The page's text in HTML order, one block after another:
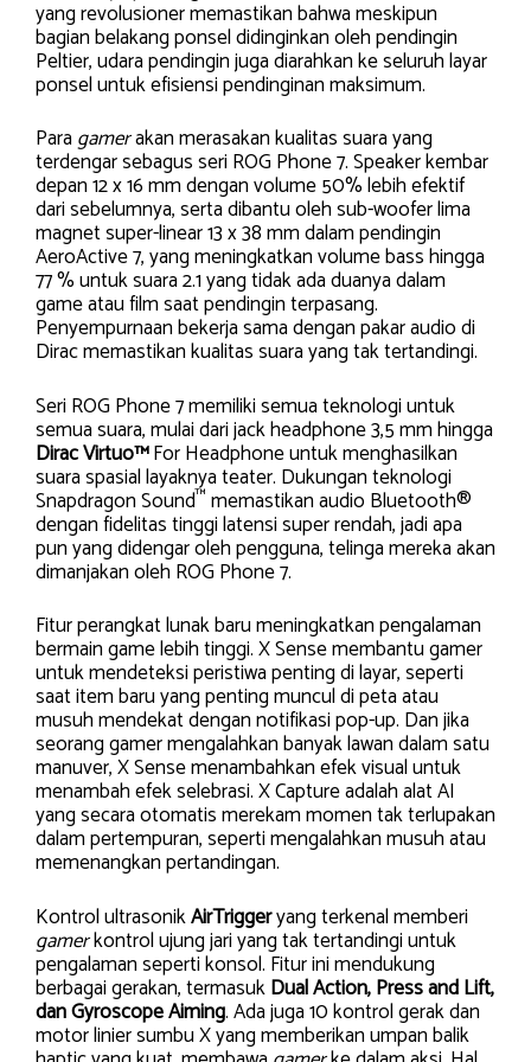
yang revolusioner memastikan bahwa meskipun
bagian belakang ponsel didinginkan oleh pendingin
Peltier, udara pendingin juga diarahkan ke seluruh layar
ponsel untuk efisiensi pendinginan maksimum.
Paragamerakan merasakan kualitas suara yang
terdengar sebagus seri ROG Phone 7. Speaker kembar
depan 12 x 16 mm dengan volume 50% lebih efektif
dari sebelumnya, serta dibantu oleh sub-woofer lima
magnet super-linear 13 x 38 mm dalam pendingin
AeroActive 7, yang meningkatkan volume bass hingga
77 % untuk suara 2.1 yang tidak ada duanya dalam
game atau film saat pendingin terpasang.
Penyempurnaan bekerja sama dengan pakar audio di
Dirac memastikan kualitas suara yang tak tertandingi.
Seri ROG Phone 7 memiliki semua teknologi untuk
semua suara, mulai dari jack headphone 3,5 mm hingga
Dirac Virtuo™For Headphone untuk menghasilkan
suara spasial layaknya teater. Dukungan teknologi
Snapdragon Sound™ memastikan audio Bluetooth®
dengan fidelitas tinggi latensi super rendah, jadi apa
pun yang didengar oleh pengguna, telinga mereka akan
dimanjakan oleh ROG Phone 7.
Fitur perangkat lunak baru meningkatkan pengalaman
bermain game lebih tinggi. X Sense membantu gamer
untuk mendeteksi peristiwa penting di layar, seperti
saat item baru yang penting muncul di peta atau
musuh mendekat dengan notifikasi pop-up. Dan jika
seorang gamer mengalahkan banyak lawan dalam satu
manuver, X Sense menambahkan efek visual untuk
menambah efek selebrasi. X Capture adalah alat AI
yang secara otomatis merekam momen tak terlupakan
dalam pertempuran, seperti mengalahkan musuh atau
memenangkan pertandingan.
Kontrol ultrasonikAirTriggeryang terkenal memberi
gamerkontrol ujung jari yang tak tertandingi untuk
pengalaman seperti konsol. Fitur ini mendukung
berbagai gerakan, termasukDual Action, Press and Lift,
dan Gyroscope Aiming. Ada juga 10 kontrol gerak dan
motor linier sumbu X yang memberikan umpan balik